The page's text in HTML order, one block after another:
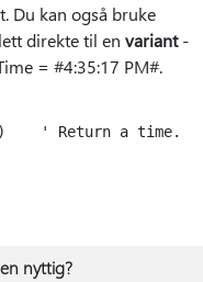
Du kan også bruke
direkte til en variant-
= #4:35:17 PM#.
' Return a time.
nyttig?